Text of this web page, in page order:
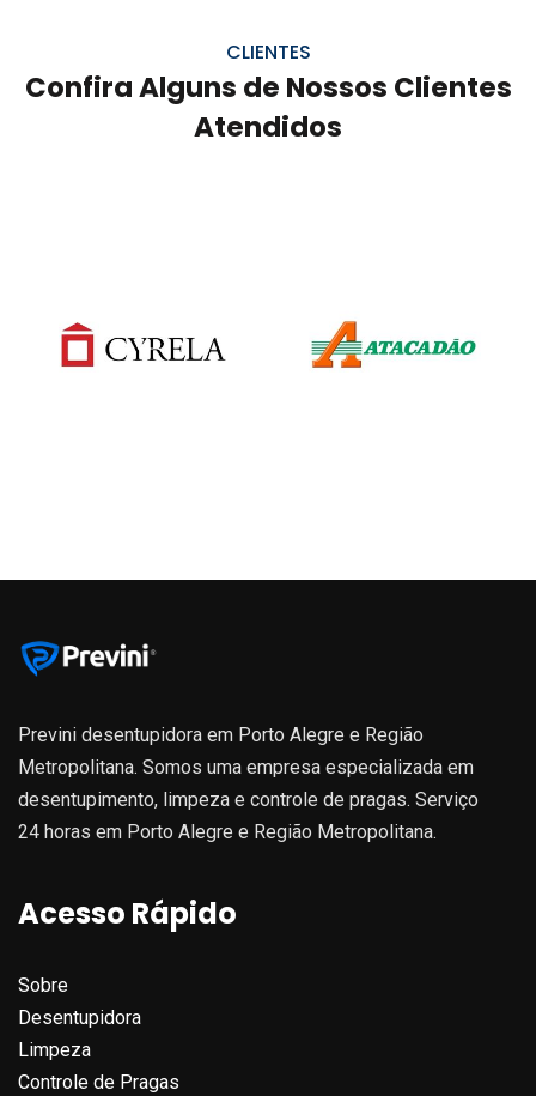
CLIENTES
Confira Alguns de Nossos Clientes
Atendidos
Previni desentupidora em Porto Alegre e Região
Metropolitana. Somos uma empresa especializada em
desentupimento, limpeza e controle de pragas. Serviço
24 horas em Porto Alegre e Região Metropolitana.
Acesso Rápido
Sobre
Desentupidora
Limpeza
Controle de Pragas